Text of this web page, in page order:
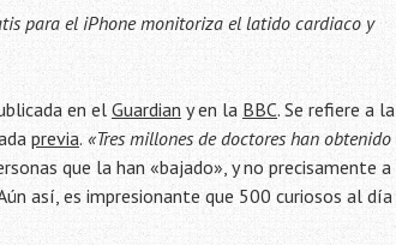
para el iPhone monitoriza el latido cardiaco y
en el Guardian y en la BBC. Se refiere a la
previa. «Tres millones de doctores han obtenido
que la han «bajado», y no precisamente a
así, es impresionante que 500 curiosos al día